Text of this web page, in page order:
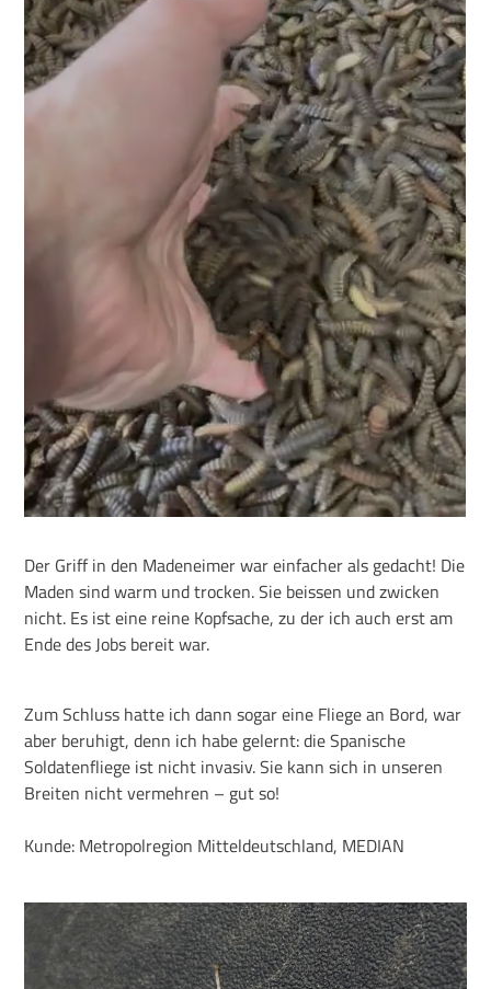
Der Griff in den Madeneimer war einfacher als gedacht! Die
Maden sind warm und trocken. Sie beissen und zwicken
nicht. Es ist eine reine Kopfsache, zu der ich auch erst am
Ende des Jobs bereit war.
Zum Schluss hatte ich dann sogar eine Fliege an Bord, war
aber beruhigt, denn ich habe gelernt: die Spanische
Soldatenfliege ist nicht invasiv. Sie kann sich in unseren
Breiten nicht vermehren – gut so!
Kunde: Metropolregion Mitteldeutschland, MEDIAN